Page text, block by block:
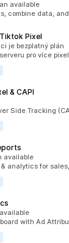
1864
available
combine data,
Pixel
250
je bezplatný plán
pro více
& CAPI
25
Side Tracking
595
available
analytics for
55
with Ad